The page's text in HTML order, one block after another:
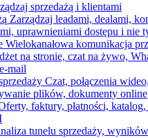
sprzedażą i klientami
Zarządzaj leadami, dealami,
uprawnieniami dostępu i nie
Wielokanałowa komunikacja
na stronie, czat na żywo,
mail
Czat, połączenia
plików, dokumenty online
faktury, płatności,
tunelu sprzedaży, wyników